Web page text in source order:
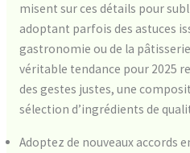
misent sur ces détails pour
adoptant parfois des astuces
gastronomie ou de la
véritable tendance pour 2025
des gestes justes, une
sélection d’ingrédients de
Adoptez de nouveaux accords